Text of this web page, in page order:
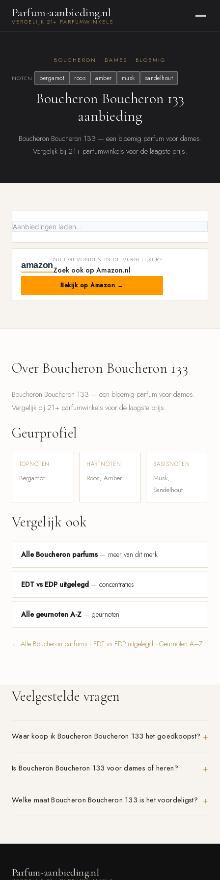
Parfum-aanbieding.nl
VERGELIJK 21+ PARFUMWINKELS
BOUCHERON · DAMES · BLOEMIG
NOTEN bergamot roos amber musk sandelhout
Boucheron Boucheron 133
aanbieding
Boucheron Boucheron 133 — een bloemig parfum voor dames.
Vergelijk bij 21+ parfumwinkels voor de laagste prijs.
Aanbiedingen laden…
amazon
NIET GEVONDEN IN DE VERGELIJKER?
Zoek ook op Amazon.nl
Bekijk op Amazon →
Over Boucheron Boucheron 133
Boucheron Boucheron 133 — een bloemig parfum voor dames.
Vergelijk bij 21+ parfumwinkels voor de laagste prijs.
Geurprofiel
TOPNOTEN
Bergamot
HARTNOTEN
Roos, Amber
BASISNOTEN
Musk,
Sandelhout
Vergelijk ook
Alle Boucheron parfums — meer van dit merk
EDT vs EDP uitgelegd — concentraties
Alle geurnoten A-Z — geurnoten
← Alle Boucheron parfums · EDT vs EDP uitgelegd · Geurnoten A–Z
Veelgestelde vragen
Waar koop ik Boucheron Boucheron 133 het goedkoopst?
Is Boucheron Boucheron 133 voor dames of heren?
Welke maat Boucheron Boucheron 133 is het voordeligst?
Parfum-aanbieding.nl